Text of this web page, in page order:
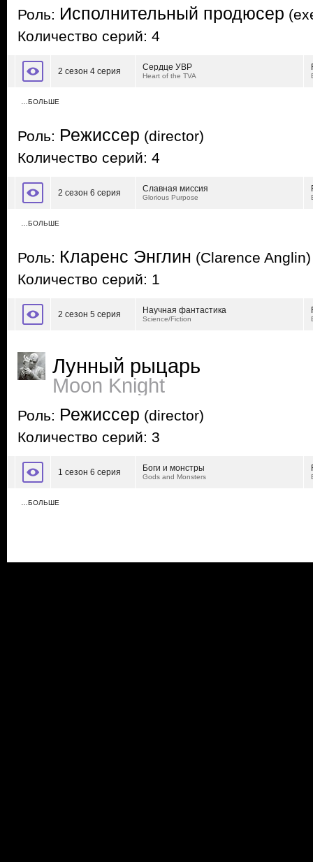
Роль: Исполнительный продюсер
Количество серий: 4
2 сезон 4 серия Сердце УВР
Heart of the TVA
…БОЛЬШЕ
Роль: Режиссер (director)
Количество серий: 4
2 сезон 6 серия Славная миссия
Glorious Purpose
…БОЛЬШЕ
Роль: Кларенс Энглин (Clarence Anglin)
Количество серий: 1
2 сезон 5 серия Научная фантастика
Science/Fiction
Лунный рыцарь
Moon Knight
Роль: Режиссер (director)
Количество серий: 3
1 сезон 6 серия Боги и монстры
Gods and Monsters
…БОЛЬШЕ